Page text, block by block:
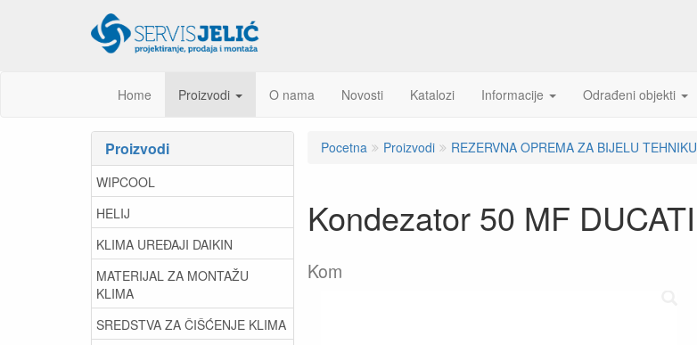
Home Proizvodi O nama Novosti Katalozi Informacije Odrađeni objekti
Pocetna Proizvodi REZERVNA OPREMA ZA BIJELU TEHNIKU
Kondezator 50 MF DUCATI
Kom
Proizvodi
WIPCOOL
HELIJ
KLIMA UREĐAJI DAIKIN
MATERIJAL ZA MONTAŽU
KLIMA
SREDSTVA ZA ČIŠĆENJE KLIMA